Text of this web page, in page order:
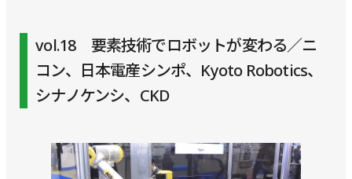
vol.18 要素技術でロボットが変わる／ニ
コン、日本電産シンポ、Kyoto Robotics、
シナノケンシ、CKD